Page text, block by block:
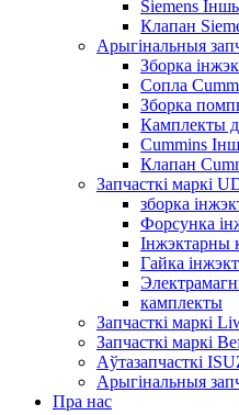
Siemens
Клапан
Арыгінальныя
Зборка
Сопла
Зборка
Камплекты
Cummins
Клапан
Запчасткі маркі
зборка
Форсунка
Інжэктарны
Гайка
камплекты
Запчасткі маркі
Запчасткі маркі
Аўтазапчасткі
Арыгінальныя
Пра нас